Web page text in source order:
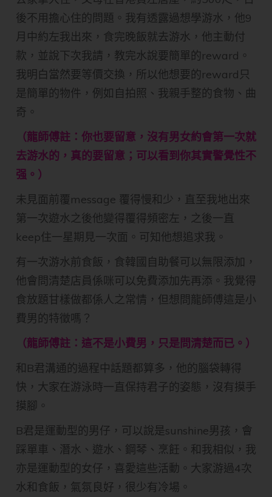
後不用擔心住的問題。我有透露過想學游水，他9
月中約左我出來，食完晚飯就去游水，他主動付
款，並說下次我請，教完水說要簡單的reward。
我明白當然要等價交換，所以他想要的reward只
是簡單的物件，例如自拍照、我親手整的食物、曲
奇。
（龍師傅註：你也要留意，沒有男女約會第一次就
去游水的，真的要留意；可以看到你其實警覺性不
强。）
未見面前覆message 覆得慢和少，直至我地出來
第一次遊水之後他變得覆得頻密左，之後一直
keep住一星期見一次面。可知他想追求我。
有一次游水前食飯，食韓國自助餐可以無限添加，
他會問清楚店員係咪可以免費添加先再添。我覺得
食放題甘樣做都係人之常情，但想問龍師傅這是小
費男的特徵嗎？
（龍師傅註：這不是小費男，只是問清楚而已。）
和B君溝通的過程中話題都算多，他的腦袋轉得
快，大家在游泳時一直保持君子的姿態，沒有摸手
摸腳。
B君是運動型的男仔，可以說是sunshine男孩，會
踩單車、潛水、遊水、鋼琴、烹飪。和我相似，我
亦是運動型的女仔，喜愛這些活動。大家游過4次
水和食飯，氣氛良好，很少有冷場。